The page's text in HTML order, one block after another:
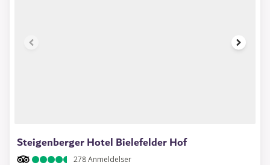
Steigenberger Hotel Bielefelder Hof
278Anmeldelser